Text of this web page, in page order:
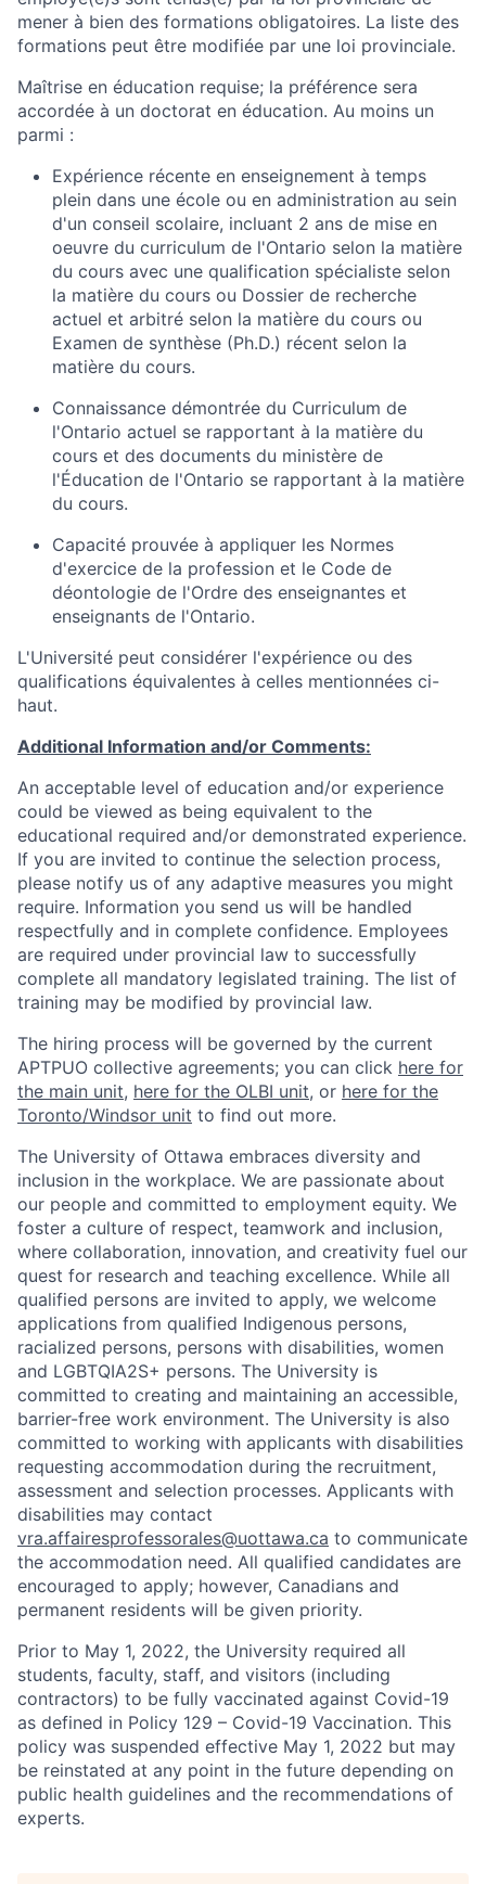
mener à bien des formations obligatoires. La liste des
formations peut être modifiée par une loi provinciale.
Maîtrise en éducation requise; la préférence sera
accordée à un doctorat en éducation. Au moins un
parmi :
Expérience récente en enseignement à temps
plein dans une école ou en administration au sein
d'un conseil scolaire, incluant 2 ans de mise en
oeuvre du curriculum de l'Ontario selon la matière
du cours avec une qualification spécialiste selon
la matière du cours ou Dossier de recherche
actuel et arbitré selon la matière du cours ou
Examen de synthèse (Ph.D.) récent selon la
matière du cours.
Connaissance démontrée du Curriculum de
l'Ontario actuel se rapportant à la matière du
cours et des documents du ministère de
l'Éducation de l'Ontario se rapportant à la matière
du cours.
Capacité prouvée à appliquer les Normes
d'exercice de la profession et le Code de
déontologie de l'Ordre des enseignantes et
enseignants de l'Ontario.
L'Université peut considérer l'expérience ou des
qualifications équivalentes à celles mentionnées ci-
haut.
Additional Information and/or Comments:
An acceptable level of education and/or experience
could be viewed as being equivalent to the
educational required and/or demonstrated experience.
If you are invited to continue the selection process,
please notify us of any adaptive measures you might
require. Information you send us will be handled
respectfully and in complete confidence. Employees
are required under provincial law to successfully
complete all mandatory legislated training. The list of
training may be modified by provincial law.
The hiring process will be governed by the current
APTPUO collective agreements; you can click here for
the main unit, here for the OLBI unit, or here for the
Toronto/Windsor unit to find out more.
The University of Ottawa embraces diversity and
inclusion in the workplace. We are passionate about
our people and committed to employment equity. We
foster a culture of respect, teamwork and inclusion,
where collaboration, innovation, and creativity fuel our
quest for research and teaching excellence. While all
qualified persons are invited to apply, we welcome
applications from qualified Indigenous persons,
racialized persons, persons with disabilities, women
and LGBTQIA2S+ persons. The University is
committed to creating and maintaining an accessible,
barrier-free work environment. The University is also
committed to working with applicants with disabilities
requesting accommodation during the recruitment,
assessment and selection processes. Applicants with
disabilities may contact
vra.affairesprofessorales@uottawa.ca to communicate
the accommodation need. All qualified candidates are
encouraged to apply; however, Canadians and
permanent residents will be given priority.
Prior to May 1, 2022, the University required all
students, faculty, staff, and visitors (including
contractors) to be fully vaccinated against Covid-19
as defined in Policy 129 – Covid-19 Vaccination. This
policy was suspended effective May 1, 2022 but may
be reinstated at any point in the future depending on
public health guidelines and the recommendations of
experts.